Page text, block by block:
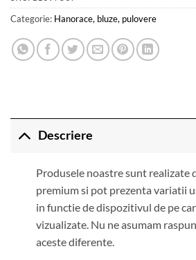
Categorie: Hanorace, bluze, pulovere
Descriere
Produsele noastre sunt realizate
premium si pot prezenta variatii
in functie de dispozitivul de pe
vizualizate. Nu ne asumam
aceste diferente.